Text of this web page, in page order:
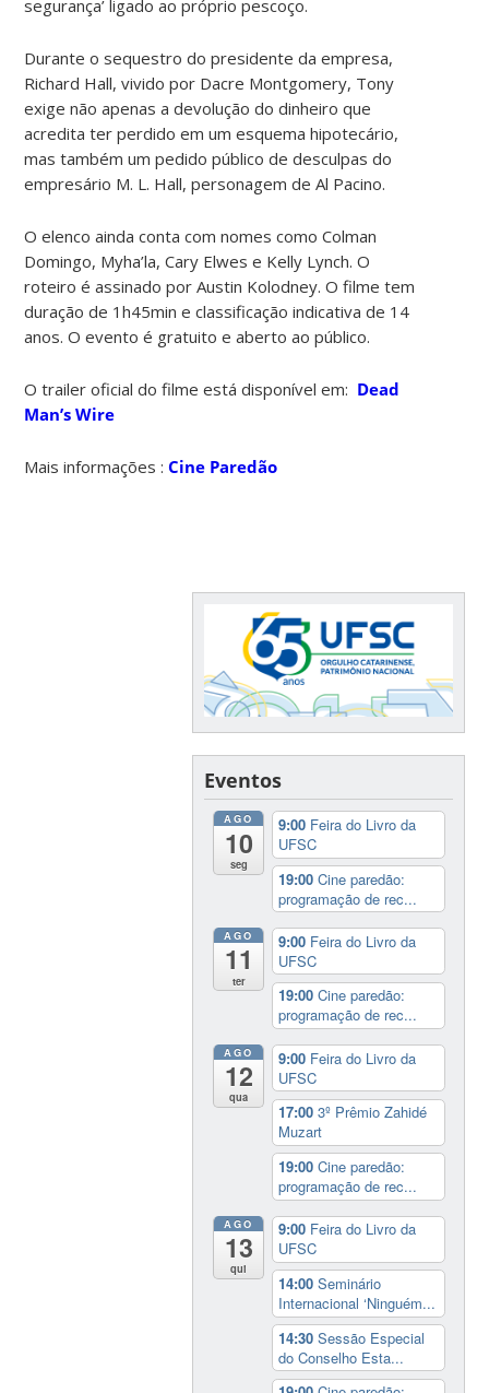
segurança’ ligado ao próprio pescoço.
Durante o sequestro do presidente da empresa,
Richard Hall, vivido por Dacre Montgomery, Tony
exige não apenas a devolução do dinheiro que
acredita ter perdido em um esquema hipotecário,
mas também um pedido público de desculpas do
empresário M. L. Hall, personagem de Al Pacino.
O elenco ainda conta com nomes como Colman
Domingo, Myha’la, Cary Elwes e Kelly Lynch. O
roteiro é assinado por Austin Kolodney. O filme tem
duração de 1h45min e classificação indicativa de 14
anos. O evento é gratuito e aberto ao público.
O trailer oficial do filme está disponível em: Dead
Man’s Wire
Mais informações :Cine Paredão
Eventos
AGO
10
seg
9:00 Feira do Livro da
UFSC
19:00Cine paredão:
programação de rec...
AGO
11
ter
9:00 Feira do Livro da
UFSC
19:00Cine paredão:
programação de rec...
AGO
12
qua
9:00 Feira do Livro da
UFSC
17:003º Prêmio Zahidé
Muzart
19:00Cine paredão:
programação de rec...
AGO
13
qui
9:00 Feira do Livro da
UFSC
14:00Seminário
Internacional ‘Ninguém...
14:30Sessão Especial
do Conselho Esta...